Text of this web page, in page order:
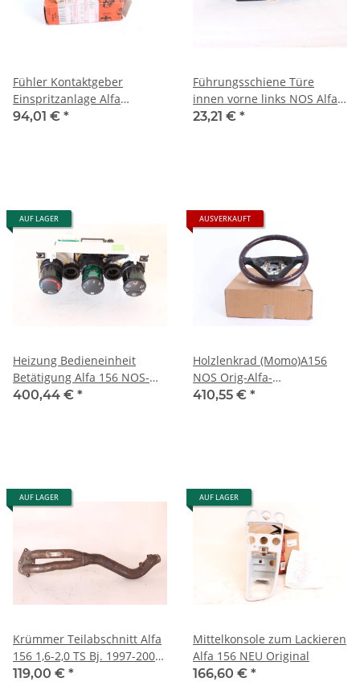
Fühler Kontaktgeber
Einspritzanlage Alfa
145/6+156+166 NOS
94,01 € *
Führungsschiene Türe
innen vorne links NOS Alfa
156
23,21 € *
AUF LAGER
Heizung Bedieneinheit
Betätigung Alfa 156 NOS-
Original
400,44 € *
AUSVERKAUFT
Holzlenkrad (Momo)A156
NOS Orig-Alfa-
Zubehör(ohne
410,55 € *
AUF LAGER
Krümmer Teilabschnitt Alfa
156 1,6-2,0 TS Bj. 1997-2002
GEBRAUCHT
119,00 € *
AUF LAGER
Mittelkonsole zum Lackieren
Alfa 156 NEU Original
166,60 € *